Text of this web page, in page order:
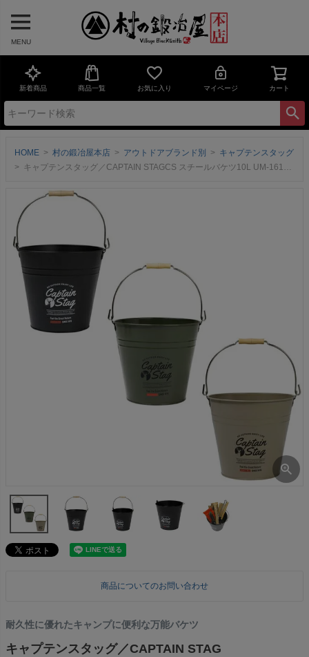
MENU
新着商品 商品一覧 お気に入り マイページ カート
HOME 村の鍛冶屋本店 アウトドアブランド別
キャプテンスタッグ
キャプテンスタッグ／CAPTAIN STAGCS スチールバケツ10L UM-1619-21 便利な万能バケツ【頑張って送料無料】
商品についてのお問い合わせ
耐久性に優れたキャンプに便利な万能バケツ
キャプテンスタッグ／CAPTAIN STAG